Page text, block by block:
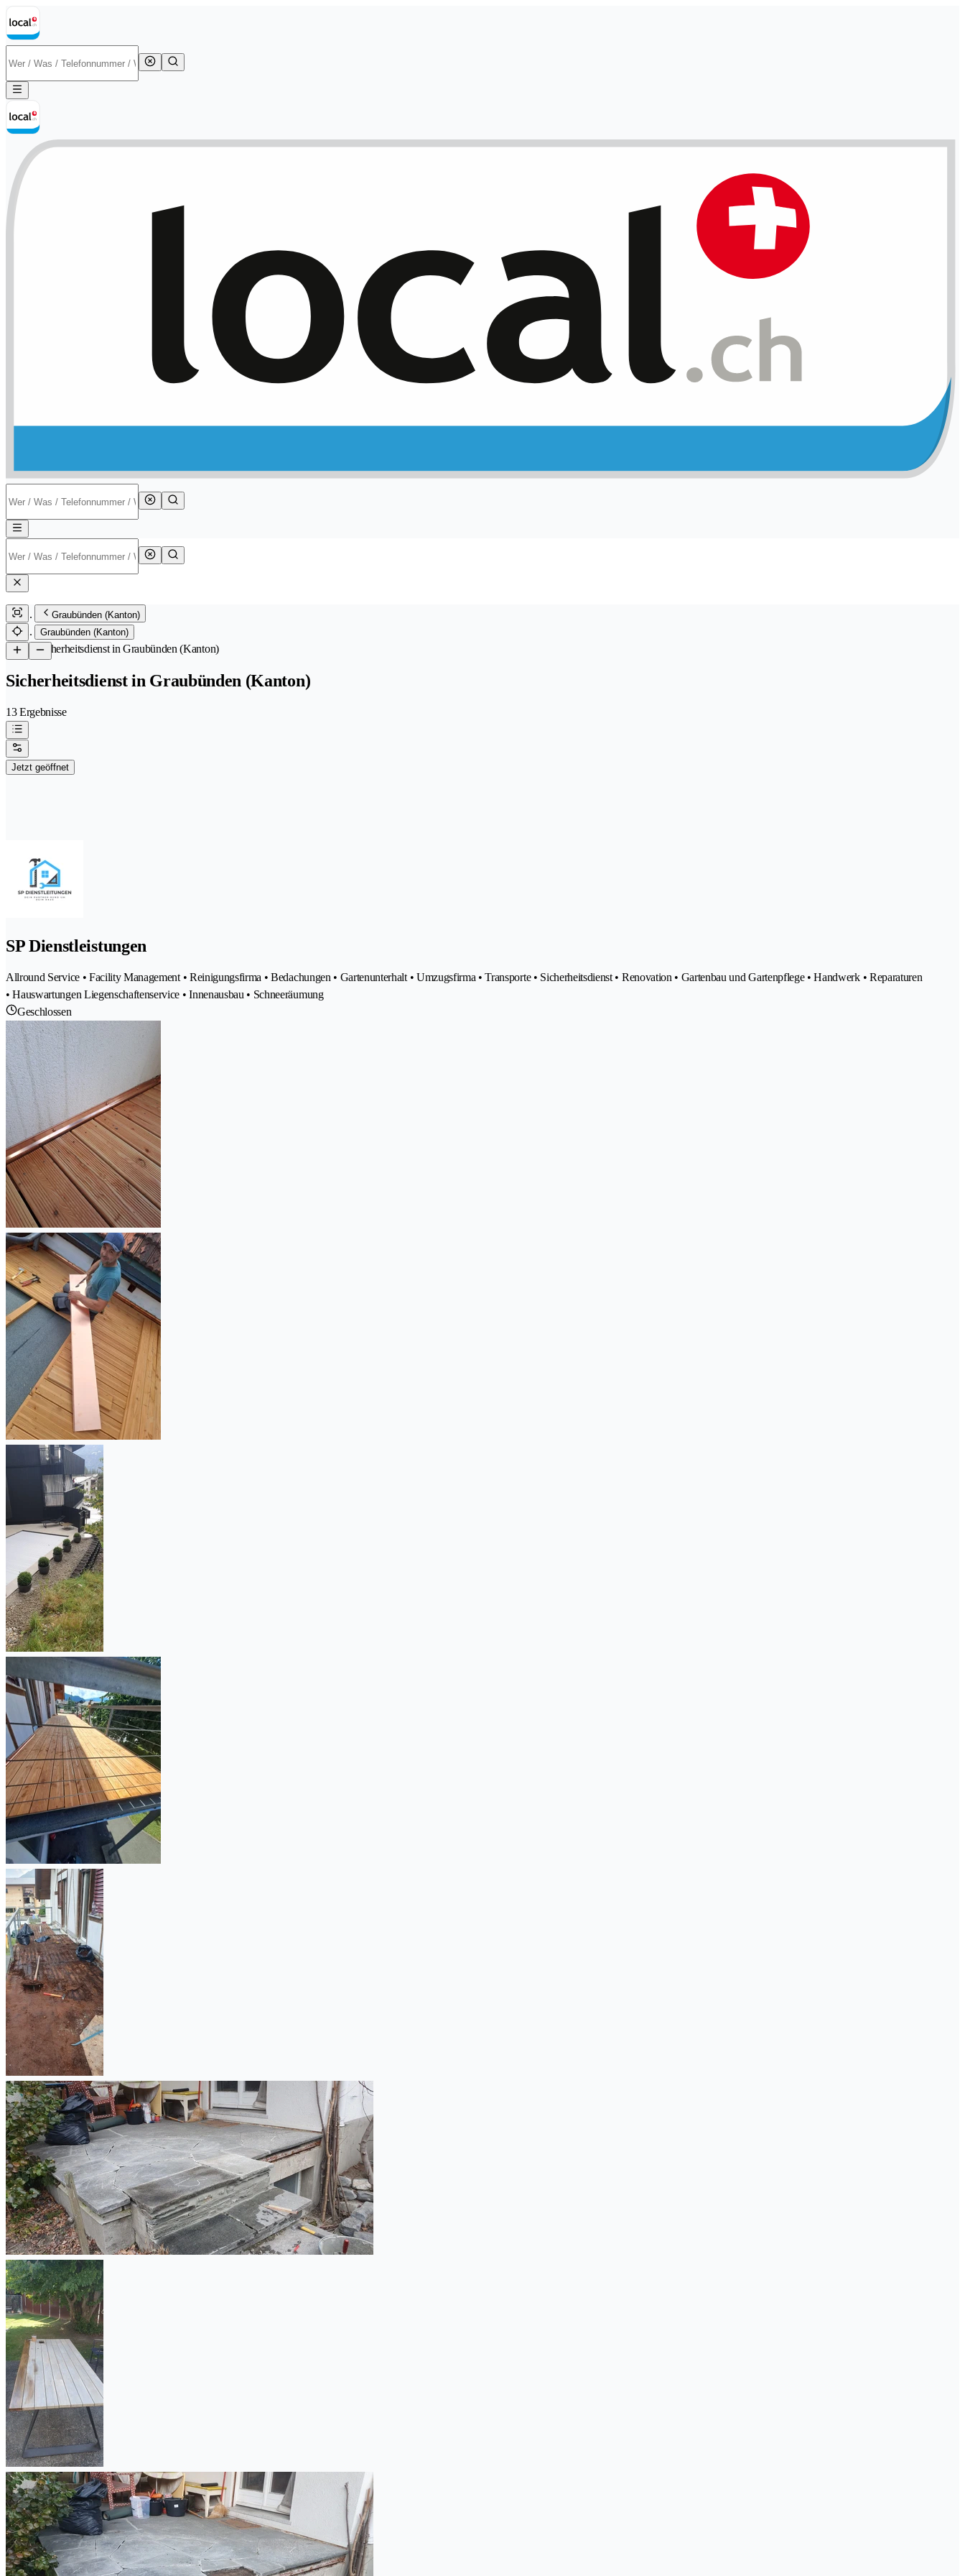
Graubünden (Kanton)
Graubünden (Kanton)
/Sicherheitsdienst in Graubünden (Kanton)
Sicherheitsdienst in Graubünden (Kanton)
13 Ergebnisse
Jetzt geöffnet
SP Dienstleistungen
Allround Service • Facility Management • Reinigungsfirma • Bedachungen • Gartenunterhalt • Umzugsfirma • Transporte • Sicherheitsdienst • Renovation • Gartenbau und Gartenpflege • Handwerk • Reparaturen
• Hauswartungen Liegenschaftenservice • Innenausbau • Schneeräumung
Geschlossen